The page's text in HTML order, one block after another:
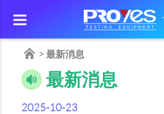
>最新消息
最新消息
2025-10-23